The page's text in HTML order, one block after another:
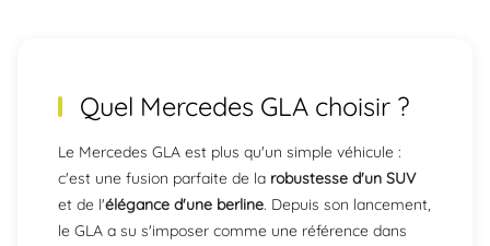
Quel Mercedes GLA choisir ?
Le Mercedes GLA est plus qu'un simple véhicule :
c'est une fusion parfaite de la robustesse d'un SUV
et de l'élégance d'une berline. Depuis son lancement,
le GLA a su s'imposer comme une référence dans